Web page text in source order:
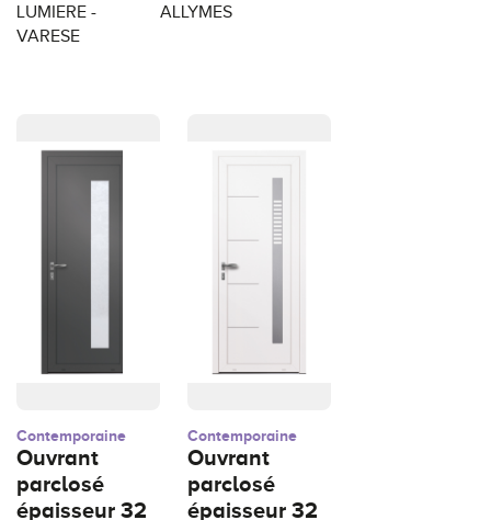
LUMIERE -
VARESE
ALLYMES
Contemporaine
Ouvrant
parclosé
épaisseur 32
Contemporaine
Ouvrant
parclosé
épaisseur 32